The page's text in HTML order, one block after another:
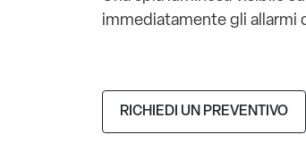
immediatamente gli allarmi
RICHIEDI UN PREVENTIVO